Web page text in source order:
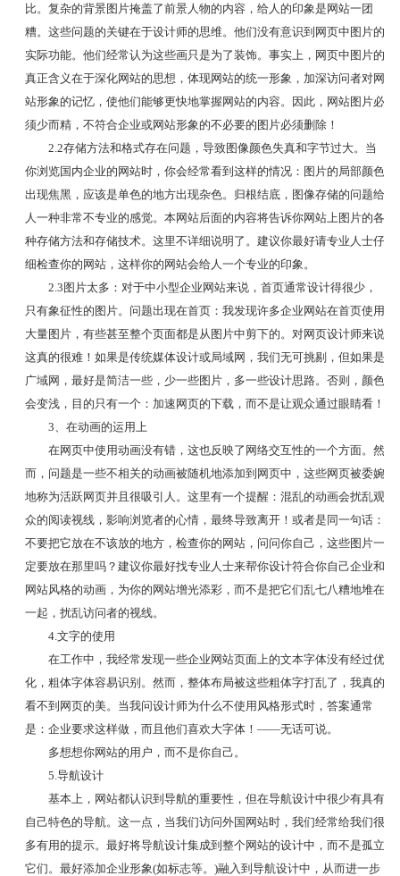
比。复杂的背景图片掩盖了前景人物的内容，给人的印象是网站一团
糟。这些问题的关键在于设计师的思维。他们没有意识到网页中图片的
实际功能。他们经常认为这些画只是为了装饰。事实上，网页中图片的
真正含义在于深化网站的思想，体现网站的统一形象，加深访问者对网
站形象的记忆，使他们能够更快地掌握网站的内容。因此，网站图片必
须少而精，不符合企业或网站形象的不必要的图片必须删除！
2.2存储方法和格式存在问题，导致图像颜色失真和字节过大。当
你浏览国内企业的网站时，你会经常看到这样的情况：图片的局部颜色
出现焦黑，应该是单色的地方出现杂色。归根结底，图像存储的问题给
人一种非常不专业的感觉。本网站后面的内容将告诉你网站上图片的各
种存储方法和存储技术。这里不详细说明了。建议你最好请专业人士仔
细检查你的网站，这样你的网站会给人一个专业的印象。
2.3图片太多：对于中小型企业网站来说，首页通常设计得很少，
只有象征性的图片。问题出现在首页：我发现许多企业网站在首页使用
大量图片，有些甚至整个页面都是从图片中剪下的。对网页设计师来说
这真的很难！如果是传统媒体设计或局域网，我们无可挑剔，但如果是
广域网，最好是简洁一些，少一些图片，多一些设计思路。否则，颜色
会变浅，目的只有一个：加速网页的下载，而不是让观众通过眼睛看！
3、在动画的运用上
在网页中使用动画没有错，这也反映了网络交互性的一个方面。然
而，问题是一些不相关的动画被随机地添加到网页中，这些网页被委婉
地称为活跃网页并且很吸引人。这里有一个提醒：混乱的动画会扰乱观
众的阅读视线，影响浏览者的心情，最终导致离开！或者是同一句话：
不要把它放在不该放的地方，检查你的网站，问问你自己，这些图片一
定要放在那里吗？建议你最好找专业人士来帮你设计符合你自己企业和
网站风格的动画，为你的网站增光添彩，而不是把它们乱七八糟地堆在
一起，扰乱访问者的视线。
4.文字的使用
在工作中，我经常发现一些企业网站页面上的文本字体没有经过优
化，粗体字体容易识别。然而，整体布局被这些粗体字打乱了，我真的
看不到网页的美。当我问设计师为什么不使用风格形式时，答案通常
是：企业要求这样做，而且他们喜欢大字体！——无话可说。
多想想你网站的用户，而不是你自己。
5.导航设计
基本上，网站都认识到导航的重要性，但在导航设计中很少有具有
自己特色的导航。这一点，当我们访问外国网站时，我们经常给我们很
多有用的提示。最好将导航设计集成到整个网站的设计中，而不是孤立
它们。最好添加企业形象(如标志等。)融入到导航设计中，从而进一步